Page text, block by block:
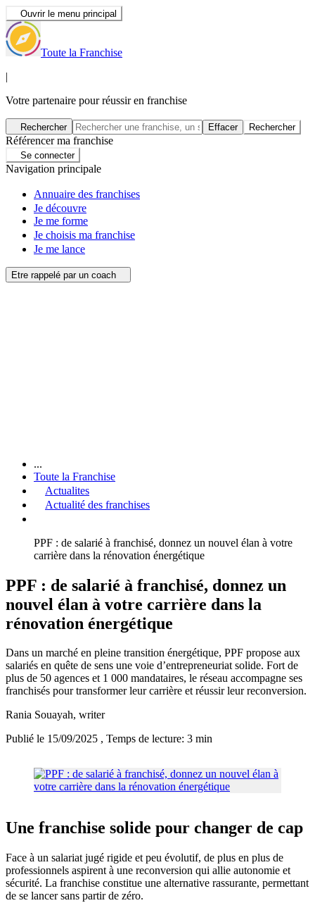
Ouvrir le menu principal
Toute la Franchise
|
Votre partenaire pour réussir en franchise
Rechercher Effacer Rechercher
Référencer ma franchise
Se connecter
Navigation principale
Annuaire des franchises
Je découvre
Je me forme
Je choisis ma franchise
Je me lance
Etre rappelé par un coach
...
Toute la Franchise
Actualites
Actualité des franchises
PPF : de salarié à franchisé, donnez un nouvel élan à votre
carrière dans la rénovation énergétique
PPF : de salarié à franchisé, donnez un
nouvel élan à votre carrière dans la
rénovation énergétique
Dans un marché en pleine transition énergétique, PPF propose aux
salariés en quête de sens une voie d’entrepreneuriat solide. Fort de
plus de 50 agences et 1 000 mandataires, le réseau accompagne ses
franchisés pour transformer leur carrière et réussir leur reconversion.
Rania Souayah, writer
Publié le 15/09/2025 , Temps de lecture: 3 min
Une franchise solide pour changer de cap
Face à un salariat jugé rigide et peu évolutif, de plus en plus de
professionnels aspirent à une reconversion qui allie autonomie et
sécurité. La franchise constitue une alternative rassurante, permettant
de se lancer sans partir de zéro.